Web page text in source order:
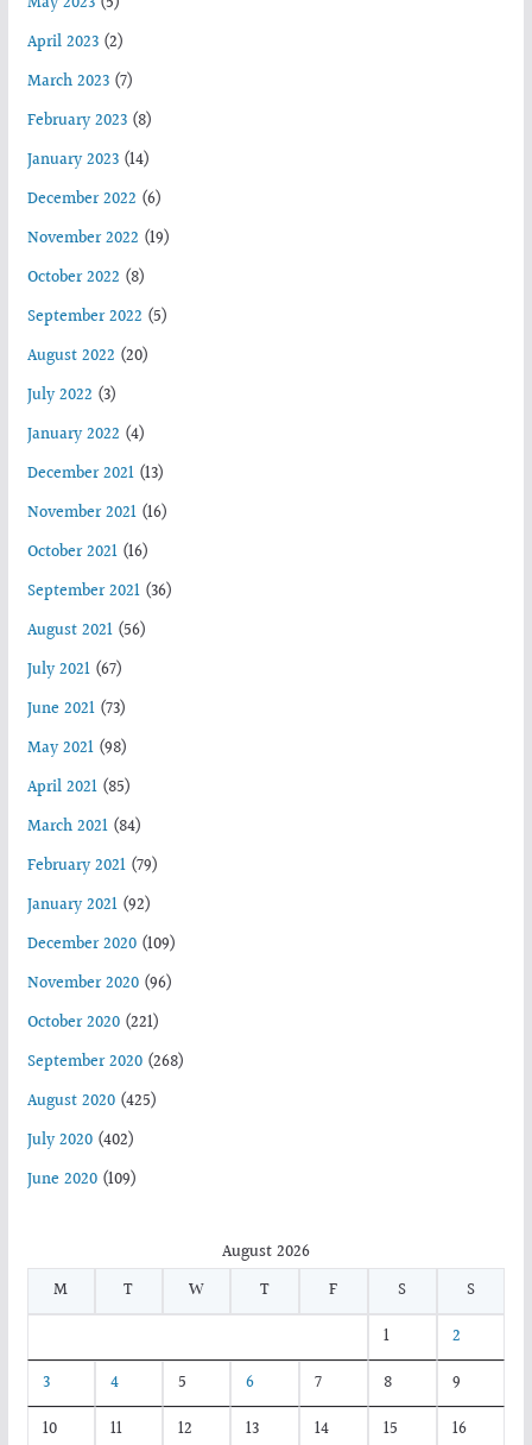
April 2023(2)
March 2023(7)
February 2023(8)
January 2023(14)
December 2022 (6)
November 2022 (19)
October 2022 (8)
September 2022 (5)
August 2022 (20)
July 2022 (3)
January 2022 (4)
December 2021(13)
November 2021(16)
October 2021(16)
September 2021(36)
August 2021(56)
July 2021(67)
June 2021(73)
May 2021(98)
April 2021(85)
March 2021(84)
February 2021(79)
January 2021(92)
December 2020(109)
November 2020(96)
October 2020(221)
September 2020(268)
August 2020(425)
July 2020(402)
June 2020(109)
August 2026
M
T W T F S
S
1
2
3
4 5 6 7 8
9
10
11 12 13 14 15
16